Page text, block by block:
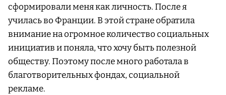
сформировали меня как личность. После я
училась во Франции. В этой стране обратила
внимание на огромное количество социальных
инициатив и поняла, что хочу быть полезной
обществу. Поэтому после много работала в
благотворительных фондах, социальной
рекламе.